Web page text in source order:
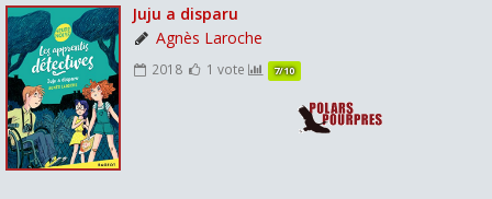
Juju a disparu
Agnès Laroche
2018 1 vote 7/10